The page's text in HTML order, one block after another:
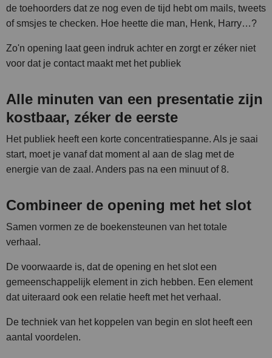
de toehoorders dat ze nog even de tijd hebt om mails, tweets
of smsjes te checken. Hoe heette die man, Henk, Harry…?
Zo'n opening laat geen indruk achter en zorgt er zéker niet
voor dat je contact maakt met het publiek
Alle minuten van een presentatie zijn
kostbaar, zéker de eerste
Het publiek heeft een korte concentratiespanne. Als je saai
start, moet je vanaf dat moment al aan de slag met de
energie van de zaal. Anders pas na een minuut of 8.
Combineer de opening met het slot
Samen vormen ze de boekensteunen van het totale
verhaal.
De voorwaarde is, dat de opening en het slot een
gemeenschappelijk element in zich hebben. Een element
dat uiteraard ook een relatie heeft met het verhaal.
De techniek van het koppelen van begin en slot heeft een
aantal voordelen.